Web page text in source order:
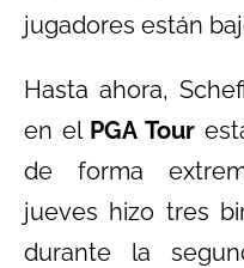
jugadores están
Hasta ahora,
en el PGA Tour
de forma
jueves hizo tres
durante la